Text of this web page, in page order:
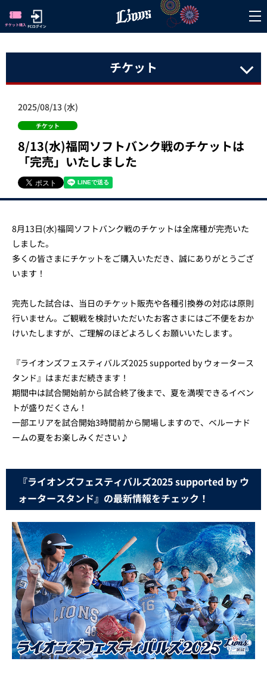
チケット
2025/08/13 (水)
チケット
8/13(水)福岡ソフトバンク戦のチケットは
「完売」いたしました
8月13日(水)福岡ソフトバンク戦のチケットは全席種が完売いた
しました。
多くの皆さまにチケットをご購入いただき、誠にありがとうござ
います！
完売した試合は、当日のチケット販売や各種引換券の対応は原則
行いません。ご観戦を検討いただいたお客さまにはご不便をおか
けいたしますが、ご理解のほどよろしくお願いいたします。
『ライオンズフェスティバルズ2025 supported by ウォータース
タンド』はまだまだ続きます！
期間中は試合開始前から試合終了後まで、夏を満喫できるイベン
トが盛りだくさん！
一部エリアを試合開始3時間前から開場しますので、ベルーナド
ームの夏をお楽しみください♪
『ライオンズフェスティバルズ2025 supported by ウ
ォータースタンド』の最新情報をチェック！